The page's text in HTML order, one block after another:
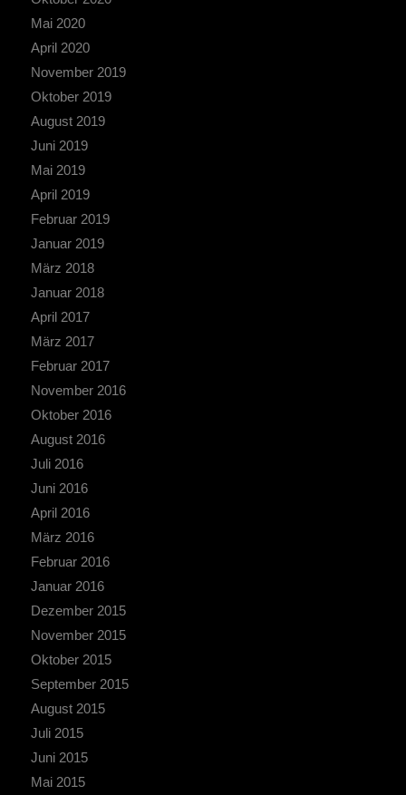
Mai 2020
April 2020
November 2019
Oktober 2019
August 2019
Juni 2019
Mai 2019
April 2019
Februar 2019
Januar 2019
März 2018
Januar 2018
April 2017
März 2017
Februar 2017
November 2016
Oktober 2016
August 2016
Juli 2016
Juni 2016
April 2016
März 2016
Februar 2016
Januar 2016
Dezember 2015
November 2015
Oktober 2015
September 2015
August 2015
Juli 2015
Juni 2015
Mai 2015